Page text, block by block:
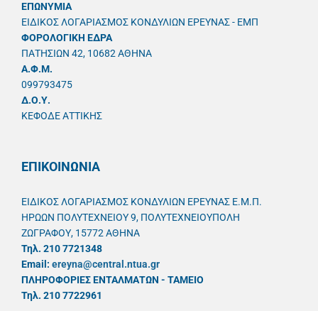
ΕΠΩΝΥΜΙΑ
ΕΙΔΙΚΟΣ ΛΟΓΑΡΙΑΣΜΟΣ ΚΟΝΔΥΛΙΩΝ ΕΡΕΥΝΑΣ - ΕΜΠ
ΦΟΡΟΛΟΓΙΚΗ ΕΔΡΑ
ΠΑΤΗΣΙΩΝ 42, 10682 ΑΘΗΝΑ
A.Φ.Μ.
099793475
Δ.Ο.Υ.
ΚΕΦΟΔΕ ΑΤΤΙΚΗΣ
ΕΠΙΚΟΙΝΩΝΙΑ
ΕΙΔΙΚΟΣ ΛΟΓΑΡΙΑΣΜΟΣ ΚΟΝΔΥΛΙΩΝ ΕΡΕΥΝΑΣ Ε.Μ.Π.
ΗΡΩΩΝ ΠΟΛΥΤΕΧΝΕΙΟΥ 9, ΠΟΛΥΤΕΧΝΕΙΟΥΠΟΛΗ
ΖΩΓΡΑΦΟΥ, 15772 ΑΘΗΝΑ
Τηλ. 210 7721348
Email: ereyna@central.ntua.gr
ΠΛΗΡΟΦΟΡΙΕΣ ΕΝΤΑΛΜΑΤΩΝ - ΤΑΜΕΙΟ
Τηλ. 210 7722961